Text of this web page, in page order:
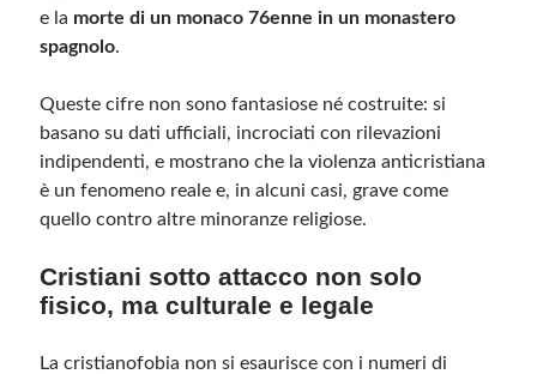
e la morte di un monaco 76enne in un monastero
spagnolo.
Queste cifre non sono fantasiose né costruite: si
basano su dati ufficiali, incrociati con rilevazioni
indipendenti, e mostrano che la violenza anticristiana
è un fenomeno reale e, in alcuni casi, grave come
quello contro altre minoranze religiose.
Cristiani sotto attacco non solo
fisico, ma culturale e legale
La cristianofobia non si esaurisce con i numeri di